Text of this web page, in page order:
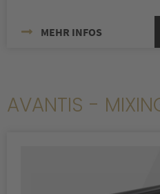
MEHR INFOS
AVANTIS -